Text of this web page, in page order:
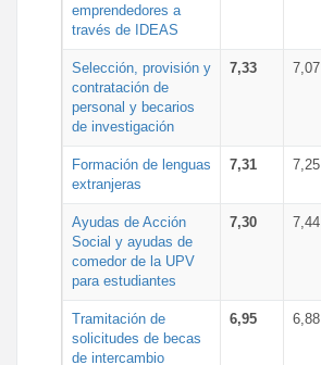
emprendedores a
través de IDEAS
Selección, provisión y
contratación de
personal y becarios
de investigación
7,33 7,07
Formación de lenguas
extranjeras
7,31 7,25
Ayudas de Acción
Social y ayudas de
comedor de la UPV
para estudiantes
7,30 7,44
Tramitación de
solicitudes de becas
de intercambio
6,95 6,88